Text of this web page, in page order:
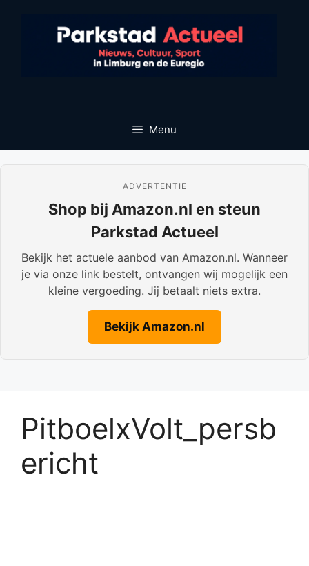
Menu
ADVERTENTIE
Shop bij Amazon.nl en steun
Parkstad Actueel
Bekijk het actuele aanbod van Amazon.nl. Wanneer
je via onze link bestelt, ontvangen wij mogelijk een
kleine vergoeding. Jij betaalt niets extra.
Bekijk Amazon.nl
PitboelxVolt_persb
ericht